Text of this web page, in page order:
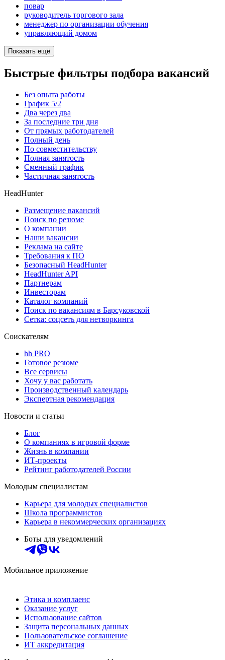
повар
руководитель торгового зала
менеджер по организации обучения
управляющий домом
Показать ещё
Быстрые фильтры подбора вакансий
Без опыта работы
График 5/2
Два через два
За последние три дня
От прямых работодателей
Полный день
По совместительству
Полная занятость
Сменный график
Частичная занятость
HeadHunter
Размещение вакансий
Поиск по резюме
О компании
Наши вакансии
Реклама на сайте
Требования к ПО
Безопасный HeadHunter
HeadHunter API
Партнерам
Инвесторам
Каталог компаний
Поиск по вакансиям в Барсуковской
Сетка: соцсеть для нетворкинга
Соискателям
hh PRO
Готовое резюме
Все сервисы
Хочу у вас работать
Производственный календарь
Экспертная рекомендация
Новости и статьи
Блог
О компаниях в игровой форме
Жизнь в компании
ИТ-проекты
Рейтинг работодателей России
Молодым специалистам
Карьера для молодых специалистов
Школа программистов
Карьера в некоммерческих организациях
Боты для уведомлений
Мобильное приложение
Этика и комплаенс
Оказание услуг
Использование сайтов
Защита персональных данных
Пользовательское соглашение
ИТ аккредитация